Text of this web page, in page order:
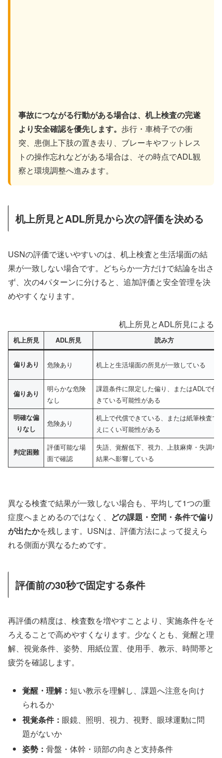
事故につながる行動がある場合は、机上検査の完遂
より安全確認を優先します。 歩行・車椅子での衝
突、患側上下肢の置き去り、ブレーキやフットレス
トの操作忘れなどがある場合は、その時点でADL観
察と環境調整へ進みます。
机上所見とADL所見から次の評価を決める
USNの評価で迷いやすいのは、机上検査と生活場面の結
果が一致しない場合です。どちらか一方だけで結論を出さ
ず、次の4パターンに分けると、追加評価と安全管理を決
めやすくなります。
机上所見とADL所見による
机上所見 ADL所見 読み方
偏りあり 危険あり 机上と生活場面の所見が一致している
偏りあり
明らかな危険
なし
課題条件に限定した偏り、またはADLで代
きている可能性がある
明確な偏
りなし
危険あり
机上で代償できている、または紙筆検査で
えにくい可能性がある
判定困難
評価可能な場
面で確認
失語、覚醒低下、視力、上肢麻痺・失調な
結果へ影響している
異なる検査で結果が一致しない場合も、平均して1つの重
症度へまとめるのではなく、 どの課題・空間・条件で偏り
が出たかを残します。USNは、評価方法によって捉えら
れる側面が異なるためです。
評価前の30秒で固定する条件
再評価の精度は、検査数を増やすことより、実施条件をそ
ろえることで高めやすくなります。少なくとも、覚醒と理
解、視覚条件、姿勢、用紙位置、使用手、教示、時間帯と
疲労を確認します。
覚醒・理解：短い教示を理解し、課題へ注意を向け
られるか
視覚条件： 眼鏡、照明、視力、視野、眼球運動に問
題がないか
姿勢：骨盤・体幹・頭部の向きと支持条件